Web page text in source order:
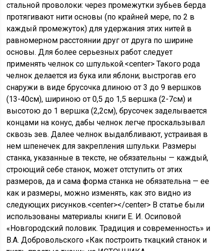
стальной проволоки: через промежутки зубьев берда
протягивают нити основы (по крайней мере, по 2 в
каждый промежуток) для удержания этих нитей в
равномерном расстоянии друг от друга по ширине
основы. Для более серьезных работ следует
применять челнок со шпулькой.<center> Такого рода
челнок делается из бука или яблони; выстрогав его
снаружи в виде брусочка длиною от 3 до 9 вершков
(13-40см), шириною от 0,5 до 1,5 вершка (2-7см) и
высотою до 1 вершка (2,2см), брусочек заделывается
концами на конус, дабы челнок легче проскальзывал
сквозь зев. Далее челнок выдалбливают, устраивая в
нем шпенечек для закрепления шпульки. Размеры
станка, указанные в тексте, не обязательны — каждый,
строющий себе станок, может отступить от этих
размеров, да и сама форма станка не обязательна — ее
как и размеры, можно изменять, как это видно из
следующих рисунков.<center></center> В статье были
использованы материалы книги Е. И. Осиповой
«Новгородский половик. Традиция и современность» и
В.А. Добровольского «Как построить ткацкий станок и